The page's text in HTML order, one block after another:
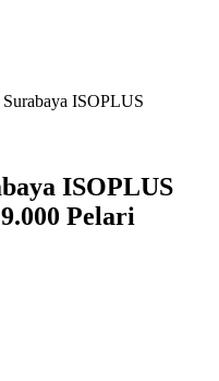
Surabaya ISOPLUS
ISOPLUS
Pelari